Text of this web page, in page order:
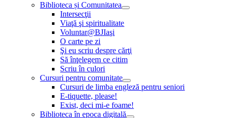
Biblioteca și Comunitatea
Intersecţii
Viaţă şi spiritualitate
Voluntar@BJIaşi
O carte pe zi
Şi eu scriu despre cărţi
Să înţelegem ce citim
Scriu în culori
Cursuri pentru comunitate
Cursuri de limba engleză pentru seniori
E-tiquette, please!
Exist, deci mi-e foame!
Biblioteca în epoca digitală